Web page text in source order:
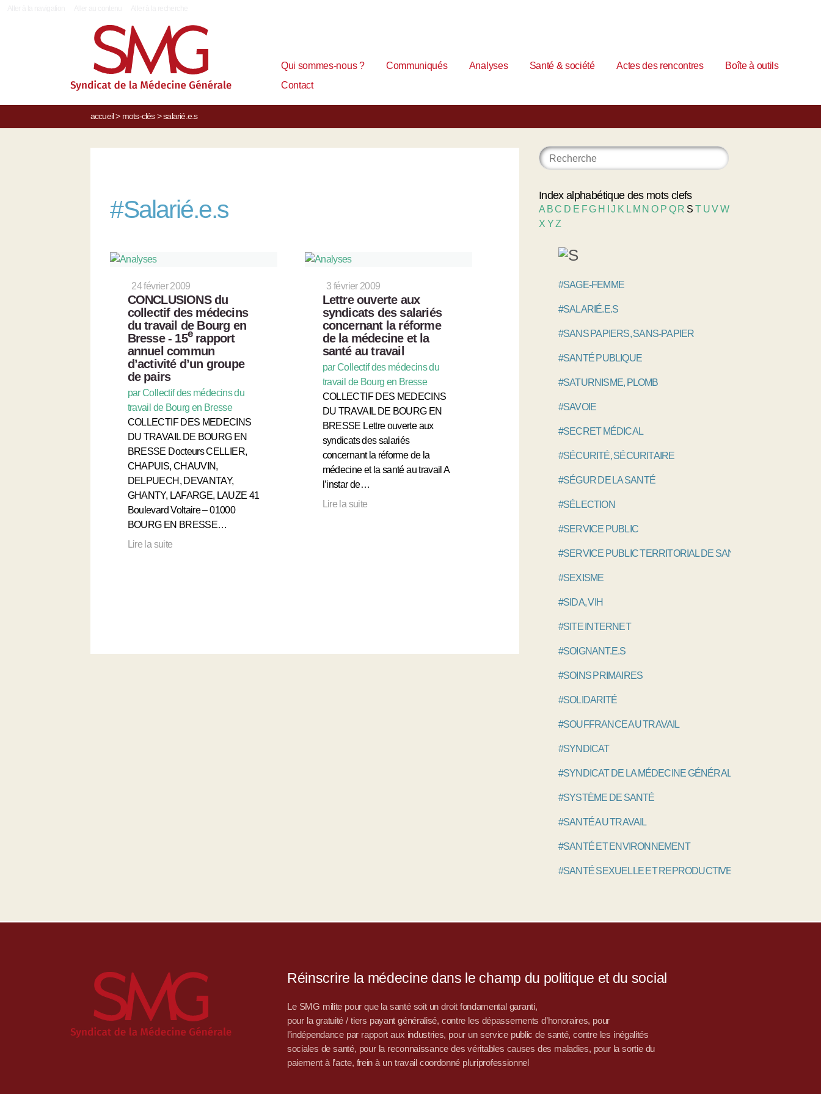
Qui sommes-nous ? Communiqués Analyses Santé & société Actes des rencontres
Boîte à outils
Contact
accueil> mots-clés> salarié.e.s
#Salarié.e.s
24 février 2009
CONCLUSIONS du
collectif des médecins
du travail de Bourg en
Bresse - 15erapport
annuel commun
d’activité d’un groupe
de pairs
par Collectif des médecins du
travail de Bourg en Bresse
COLLECTIF DES MEDECINS
DU TRAVAIL DE BOURG EN
BRESSE Docteurs CELLIER,
CHAPUIS, CHAUVIN,
DELPUECH, DEVANTAY,
GHANTY, LAFARGE, LAUZE 41
Boulevard Voltaire – 01000
BOURG EN BRESSE…
Lire la suite
3 février 2009
Lettre ouverte aux
syndicats des salariés
concernant la réforme
de la médecine et la
santé au travail
par Collectif des médecins du
travail de Bourg en Bresse
COLLECTIF DES MEDECINS
DU TRAVAIL DE BOURG EN
BRESSE Lettre ouverte aux
syndicats des salariés
concernant la réforme de la
médecine et la santé au travail A
l’instar de…
Lire la suite
Index alphabétique des mots clefs
A BC D E FG H IJ K L M NO P Q R S T UVW
X YZ
#SAGE-FEMME
#SALARIÉ.E.S
#SANS PAPIERS, SANS-PAPIER
#SANTÉ PUBLIQUE
#SATURNISME, PLOMB
#SAVOIE
#SECRET MÉDICAL
#SÉCURITÉ, SÉCURITAIRE
#SÉGUR DE LA SANTÉ
#SÉLECTION
#SERVICE PUBLIC
#SERVICE PUBLIC TERRITORIAL DE SANTÉ , SPTS
#SEXISME
#SIDA, VIH
#SITE INTERNET
#SOIGNANT.E.S
#SOINS PRIMAIRES
#SOLIDARITÉ
#SOUFFRANCE AU TRAVAIL
#SYNDICAT
#SYNDICAT DE LA MÉDECINE GÉNÉRALE, SMG
#SYSTÈME DE SANTÉ
#SANTÉ AU TRAVAIL
#SANTÉ ET ENVIRONNEMENT
#SANTÉ SEXUELLE ET REPRODUCTIVE
Réinscrire la médecine dans le champ du politique et du social
Le SMG milite pour que la santé soit un droit fondamental garanti,
pour la gratuité / tiers payant généralisé, contre les dépassements d’honoraires, pour
l’indépendance par rapport aux industries, pour un service public de santé, contre les inégalités
sociales de santé, pour la reconnaissance des véritables causes des maladies, pour la sortie du
paiement à l’acte, frein à un travail coordonné pluriprofessionnel